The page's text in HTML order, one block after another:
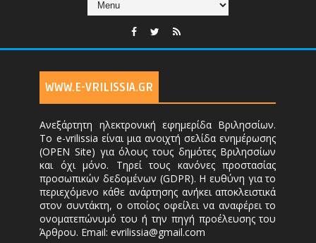
WWW.E-VRILISSIA.GR
Ανεξάρτητη ηλεκτρονική εφημερίδα Βριλησσίων.
Το e-vrilissia είναι μια ανοιχτή σελίδα ενημέρωσης
(OPEN Site) για όλους τους δημότες Βριλησσίων
και όχι μόνο. Τηρεί τους κανόνες προστασίας
προσωπικών δεδομένων (GDPR). Η ευθύνη για το
περιεχόμενο κάθε ανάρτησης ανήκει αποκλειστικά
στον συντάκτη, ο οποίος οφείλει να αναφέρει το
ονοματεπώνυμό του ή την πηγή προέλευσης του
Άρθρου. Email: evrilissia@gmail.com